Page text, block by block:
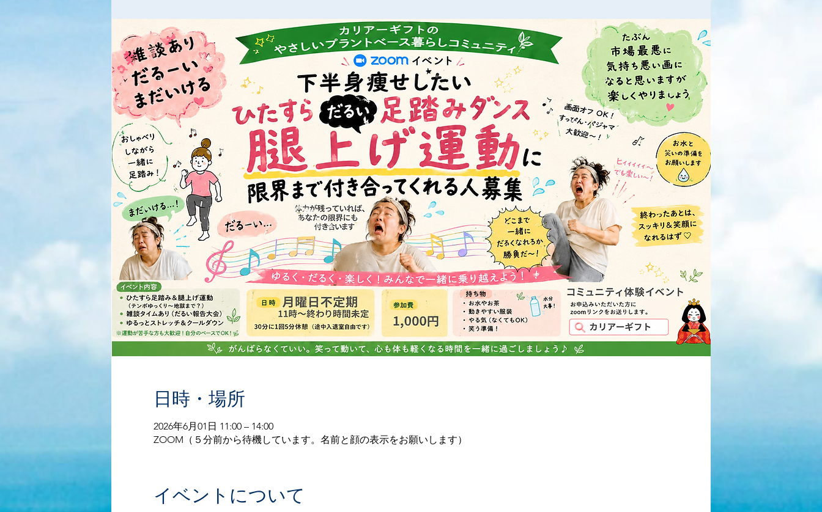
日時・場所
2026年6月01日 11:00 – 14:00
ZOOM（５分前から待機しています。名前と顔の表示をお願いします）
イベントについて